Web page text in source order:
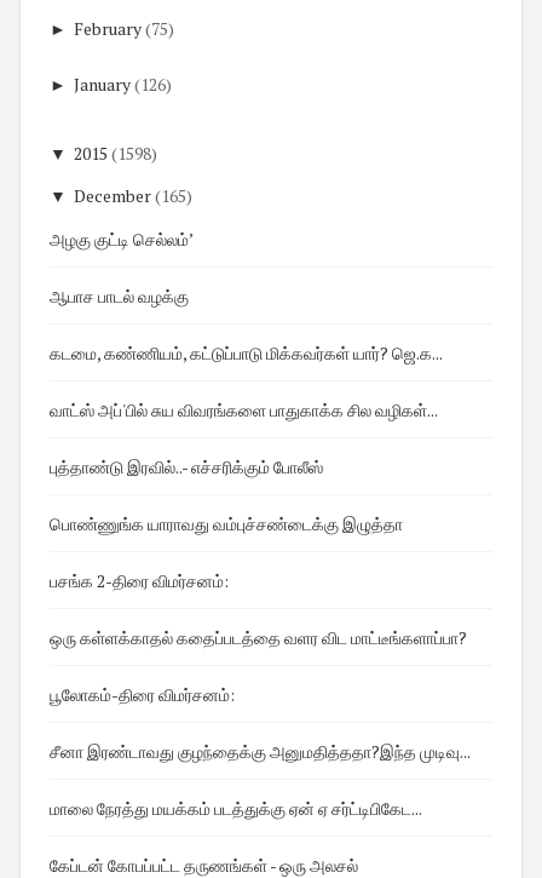
► February(75)
► January(126)
▼ 2015 (1598)
▼ December(165)
அழகு குட்டி செல்லம்’
ஆபாச பாடல் வழக்கு
கடமை, கண்ணியம், கட்டுப்பாடு மிக்கவர்கள் யார்? ஜெ.க...
வாட்ஸ் அப்'பில் சுய விவரங்களை பாதுகாக்க சில வழிகள்...
புத்தாண்டு இரவில்..- எச்சரிக்கும் போலீஸ்
பொண்ணுங்க யாராவது வம்புச்சண்டைக்கு இழுத்தா
பசங்க 2-திரை விமர்சனம்:
ஒரு கள்ளக்காதல் கதைப்படத்தை வளர விட மாட்டீங்களாப்பா?
பூலோகம்-திரை விமர்சனம்:
சீனா இரண்டாவது குழந்தைக்கு அனுமதித்ததா?இந்த முடிவு...
மாலை நேரத்து மயக்கம் படத்துக்கு ஏன் ஏ சர்ட்டிபிகேட...
கேப்டன் கோபப்பட்ட தருணங்கள் - ஒரு அலசல்